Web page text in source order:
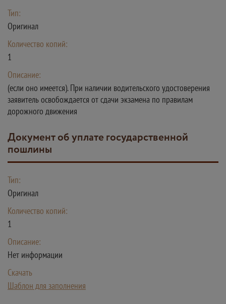
Тип:
Оригинал
Количество копий:
1
Описание:
(если оно имеется). При наличии водительского удостоверения
заявитель освобождается от сдачи экзамена по правилам
дорожного движения
Документ об уплате государственной
пошлины
Тип:
Оригинал
Количество копий:
1
Описание:
Нет информации
Скачать
Шаблон для заполнения